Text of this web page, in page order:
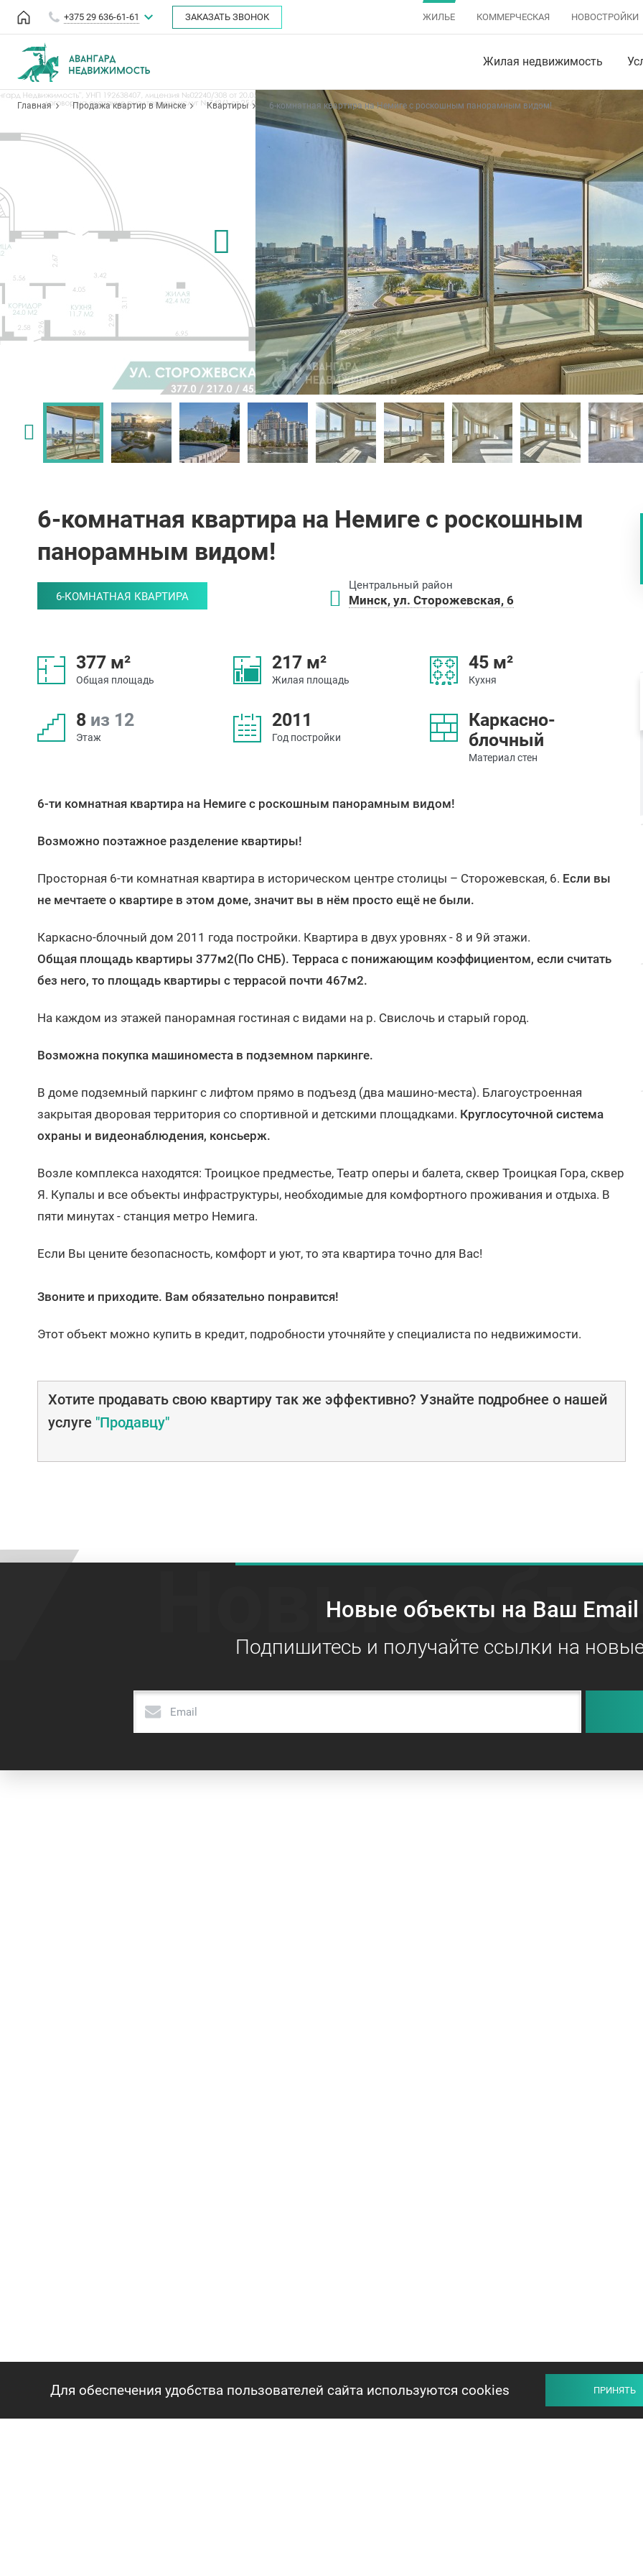
+375 29 636-61-61 ЗАКАЗАТЬ ЗВОНОК ЖИЛЬЕ КОММЕРЧЕСКАЯ НОВОСТРОЙКИ
Жилая недвижимость
Главная Продажа квартир в Минске Квартиры 6-комнатная квартира на Немиге с роскошным панорамным видом!
6-комнатная квартира на Немиге с роскошным
панорамным видом!
6-КОМНАТНАЯ КВАРТИРА
Центральный район
Минск, ул. Сторожевская, 6
377 м²
Общая площадь
217 м²
Жилая площадь
45 м²
Кухня
8 из 12
Этаж
2011
Год постройки
Каркасно-
блочный
Материал стен
6-ти комнатная квартира на Немиге с роскошным панорамным видом!
Возможно поэтажное разделение квартиры!
Просторная 6-ти комнатная квартира в историческом центре столицы – Сторожевская, 6. Если вы
не мечтаете о квартире в этом доме, значит вы в нём просто ещё не были.
Каркасно-блочный дом 2011 года постройки. Квартира в двух уровнях - 8 и 9й этажи.
Общая площадь квартиры 377м2(По СНБ). Терраса с понижающим коэффициентом, если считать
без него, то площадь квартиры с террасой почти 467м2.
На каждом из этажей панорамная гостиная с видами на р. Свислочь и старый город.
Возможна покупка машиноместа в подземном паркинге.
В доме подземный паркинг с лифтом прямо в подъезд (два машино-места). Благоустроенная
закрытая дворовая территория со спортивной и детскими площадками. Круглосуточной система
охраны и видеонаблюдения, консьерж.
Возле комплекса находятся: Троицкое предместье, Театр оперы и балета, сквер Троицкая Гора, сквер
Я. Купалы и все объекты инфраструктуры, необходимые для комфортного проживания и отдыха. В
пяти минутах - станция метро Немига.
Если Вы цените безопасность, комфорт и уют, то эта квартира точно для Вас!
Звоните и приходите. Вам обязательно понравится!
Этот объект можно купить в кредит, подробности уточняйте у специалиста по недвижимости.
Хотите продавать свою квартиру так же эффективно? Узнайте подробнее о нашей
услуге "Продавцу"
Новые объекты на Ваш Email
Новые
Подпишитесь и получайте ссылки на
Для обеспечения удобства пользователей сайта используются cookies ПРИНЯТЬ